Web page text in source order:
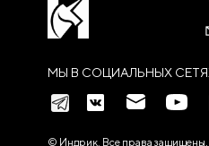
МЫ В СОЦИАЛЬНЫХ
© Индрик. Все права